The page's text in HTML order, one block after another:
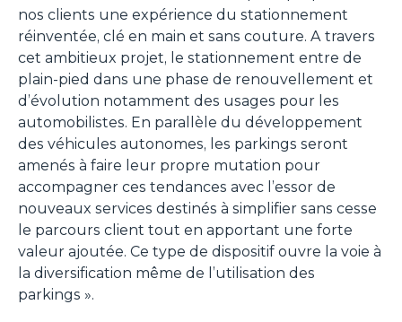
nos clients une expérience du stationnement
réinventée, clé en main et sans couture. A travers
cet ambitieux projet, le stationnement entre de
plain-pied dans une phase de renouvellement et
d’évolution notamment des usages pour les
automobilistes. En parallèle du développement
des véhicules autonomes, les parkings seront
amenés à faire leur propre mutation pour
accompagner ces tendances avec l’essor de
nouveaux services destinés à simplifier sans cesse
le parcours client tout en apportant une forte
valeur ajoutée. Ce type de dispositif ouvre la voie à
la diversification même de l’utilisation des
parkings ».